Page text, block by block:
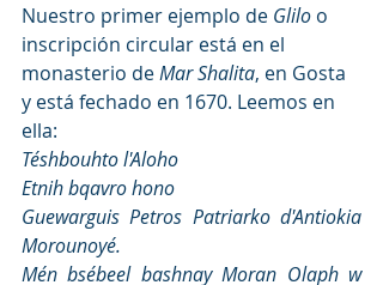
Nuestro primer ejemplo de Glilo o
inscripción circular está en el
monasterio de Mar Shalita, en Gosta
y está fechado en 1670. Leemos en
ella:
Téshbouhto l'Aloho
Etnih bqavro hono
Guewarguis Petros Patriarko d'Antiokia
Morounoyé.
Mén bsébeel bashnay Moran Olaph w